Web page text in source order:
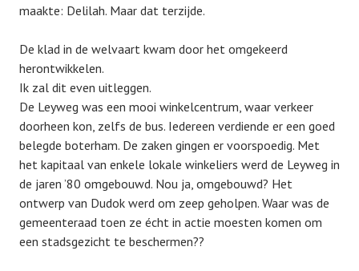
maakte: Delilah. Maar dat terzijde.
De klad in de welvaart kwam door het omgekeerd
herontwikkelen.
Ik zal dit even uitleggen.
De Leyweg was een mooi winkelcentrum, waar verkeer
doorheen kon, zelfs de bus. Iedereen verdiende er een goed
belegde boterham. De zaken gingen er voorspoedig. Met
het kapitaal van enkele lokale winkeliers werd de Leyweg in
de jaren ’80 omgebouwd. Nou ja, omgebouwd? Het
ontwerp van Dudok werd om zeep geholpen. Waar was de
gemeenteraad toen ze écht in actie moesten komen om
een stadsgezicht te beschermen??